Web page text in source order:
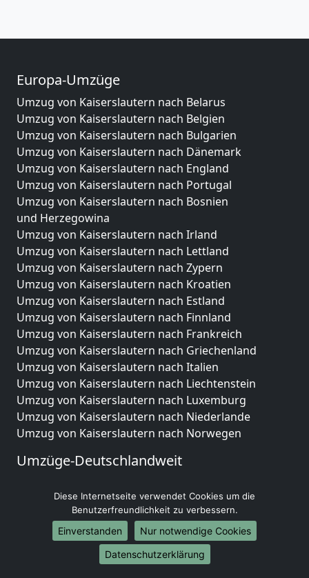
Europa-Umzüge
Umzug von Kaiserslautern nach Belarus
Umzug von Kaiserslautern nach Belgien
Umzug von Kaiserslautern nach Bulgarien
Umzug von Kaiserslautern nach Dänemark
Umzug von Kaiserslautern nach England
Umzug von Kaiserslautern nach Portugal
Umzug von Kaiserslautern nach Bosnien
und Herzegowina
Umzug von Kaiserslautern nach Irland
Umzug von Kaiserslautern nach Lettland
Umzug von Kaiserslautern nach Zypern
Umzug von Kaiserslautern nach Kroatien
Umzug von Kaiserslautern nach Estland
Umzug von Kaiserslautern nach Finnland
Umzug von Kaiserslautern nach Frankreich
Umzug von Kaiserslautern nach Griechenland
Umzug von Kaiserslautern nach Italien
Umzug von Kaiserslautern nach Liechtenstein
Umzug von Kaiserslautern nach Luxemburg
Umzug von Kaiserslautern nach Niederlande
Umzug von Kaiserslautern nach Norwegen
Umzüge-Deutschlandweit
Umzug von Kaiserslautern nach Hamburg
Umzug von Kaiserslautern nach München
Umzug von Kaiserslautern nach Köln
Umzug von Kaiserslautern nach Frankfurt am Main
Umzug von Kaiserslautern nach Stuttgart
Diese Internetseite verwendet Cookies um die
Benutzerfreundlichkeit zu verbessern.
Einverstanden
Nur notwendige Cookies
Datenschutzerklärung